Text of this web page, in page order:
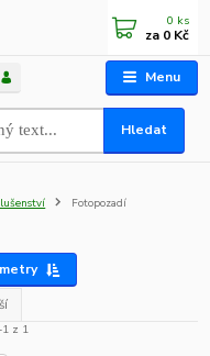
Menu
Hledat
0 ks
za 0 Kč
Fotopozadí
z 1